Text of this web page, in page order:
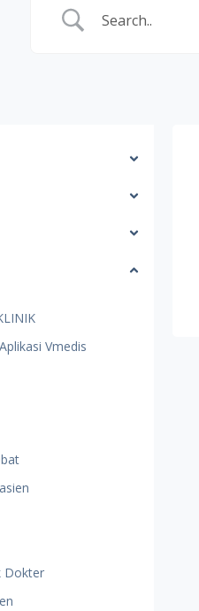
Vmedis
Dokter